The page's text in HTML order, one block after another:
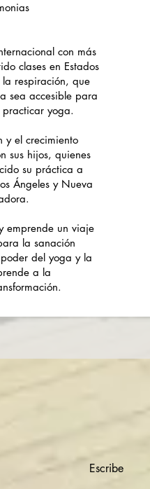
con más
clases en Estados
respiración, que
sea accesible para
practicar yoga.
y el crecimiento
sus hijos, quienes
su práctica a
Ángeles y Nueva
emprende un viaje
la sanación
del yoga y la
a la
Escribe